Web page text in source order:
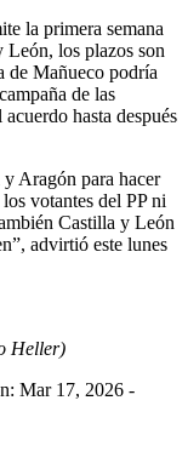
la primera semana
León, los plazos son
de Mañueco podría
de las
hasta después
Aragón para hacer
votantes del PP ni
Castilla y León
advirtió este lunes
Heller)
Mar 17, 2026 -